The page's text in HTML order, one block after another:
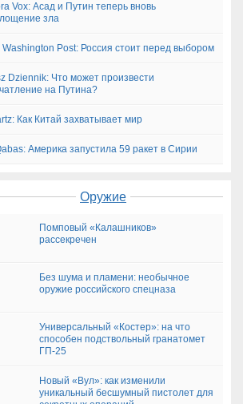
Vox: Асад и Путин теперь вновь
зла
Washington Post: Россия стоит перед выбором
Dziennik: Что может произвести
на Путина?
Как Китай захватывает мир
Америка запустила 59 ракет в Сирии
Оружие
Помповый «Калашников»
рассекречен
Без шума и пламени: необычное
оружие российского спецназа
Универсальный «Костер»: на что
способен подствольный гранатомет
ГП-25
Новый «Вул»: как изменили
уникальный бесшумный пистолет для